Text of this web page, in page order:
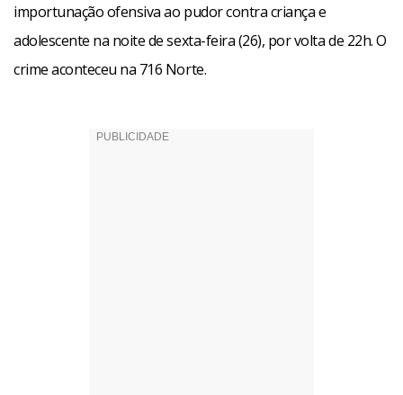
importunação ofensiva ao pudor contra criança e
adolescente na noite de sexta-feira (26), por volta de 22h. O
crime aconteceu na 716 Norte.